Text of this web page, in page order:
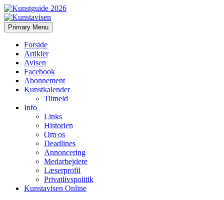
Kunstavisen
Search
Primary Menu Skip
to
Forside
Artikler
Avisen
Facebook
Abonnement
Kunstkalender
Tilmeld
Info
Links
Historien
Om os
Deadlines
Annoncering
Medarbejdere
Læserprofil
Privatlivspolitik
Kunstavisen Online